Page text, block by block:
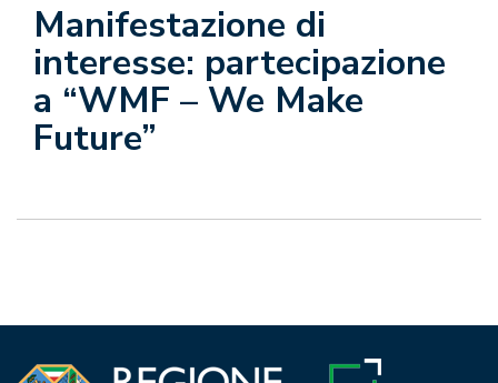
Manifestazione di
interesse: partecipazione
a “WMF – We Make
Future”